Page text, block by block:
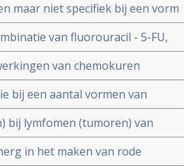
maar niet specifiek bij een vorm
van fluorouracil - 5-FU,
en progressievrije tijd met
van chemokuren
bij chemo tegen te gaan
bij een aantal vormen van
studies en belangrijke
bij lymfomen (tumoren) van
fase II studie.
in het maken van rode